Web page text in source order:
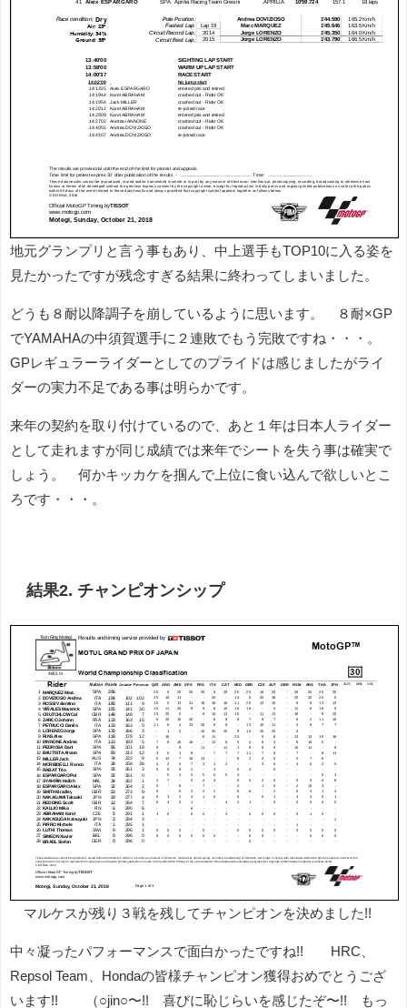
地元グランプリと言う事もあり、中上選手もTOP10に入る姿を
見たかったですが残念すぎる結果に終わってしまいました。
どうも８耐以降調子を崩しているように思います。 ８耐×GP
でYAMAHAの中須賀選手に２連敗でもう完敗ですね・・・。
GPレギュラーライダーとしてのプライドは感じましたがライ
ダーの実力不足である事は明らかです。
来年の契約を取り付けているので、あと１年は日本人ライダー
として走れますが同じ成績では来年でシートを失う事は確実で
しょう。 何かキッカケを掴んで上位に食い込んで欲しいとこ
ろです・・・。
結果2. チャンピオンシップ
マルケスが残り３戦を残してチャンピオンを決めました!!
中々凝ったパフォーマンスで面白かったですね!! HRC、
Repsol Team、Hondaの皆様チャンピオン獲得おめでとうござ
います!! （○jin○〜!! 喜びに恥じらいを感じたぞ〜!! もっ